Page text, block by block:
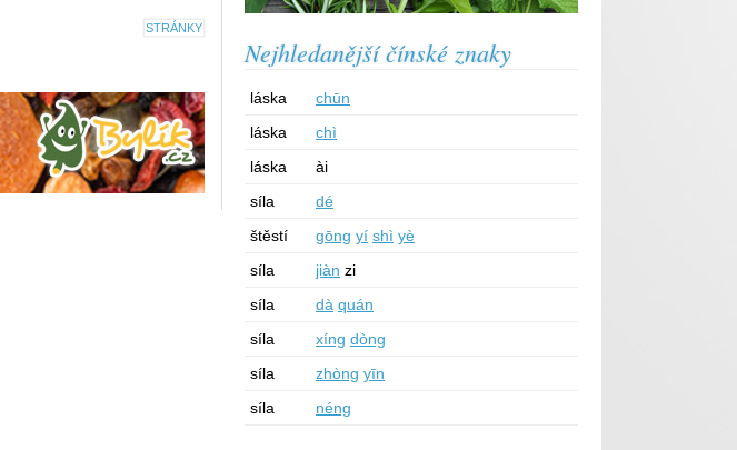
STRÁNKY
Nejhledanější čínské znaky
láska
chūn
láska
chì
láska
ài
síla
dé
štěstí
gōng yí shì yè
síla
jiàn zi
síla
dà quán
síla
xíng dòng
síla
zhòng yīn
síla
néng